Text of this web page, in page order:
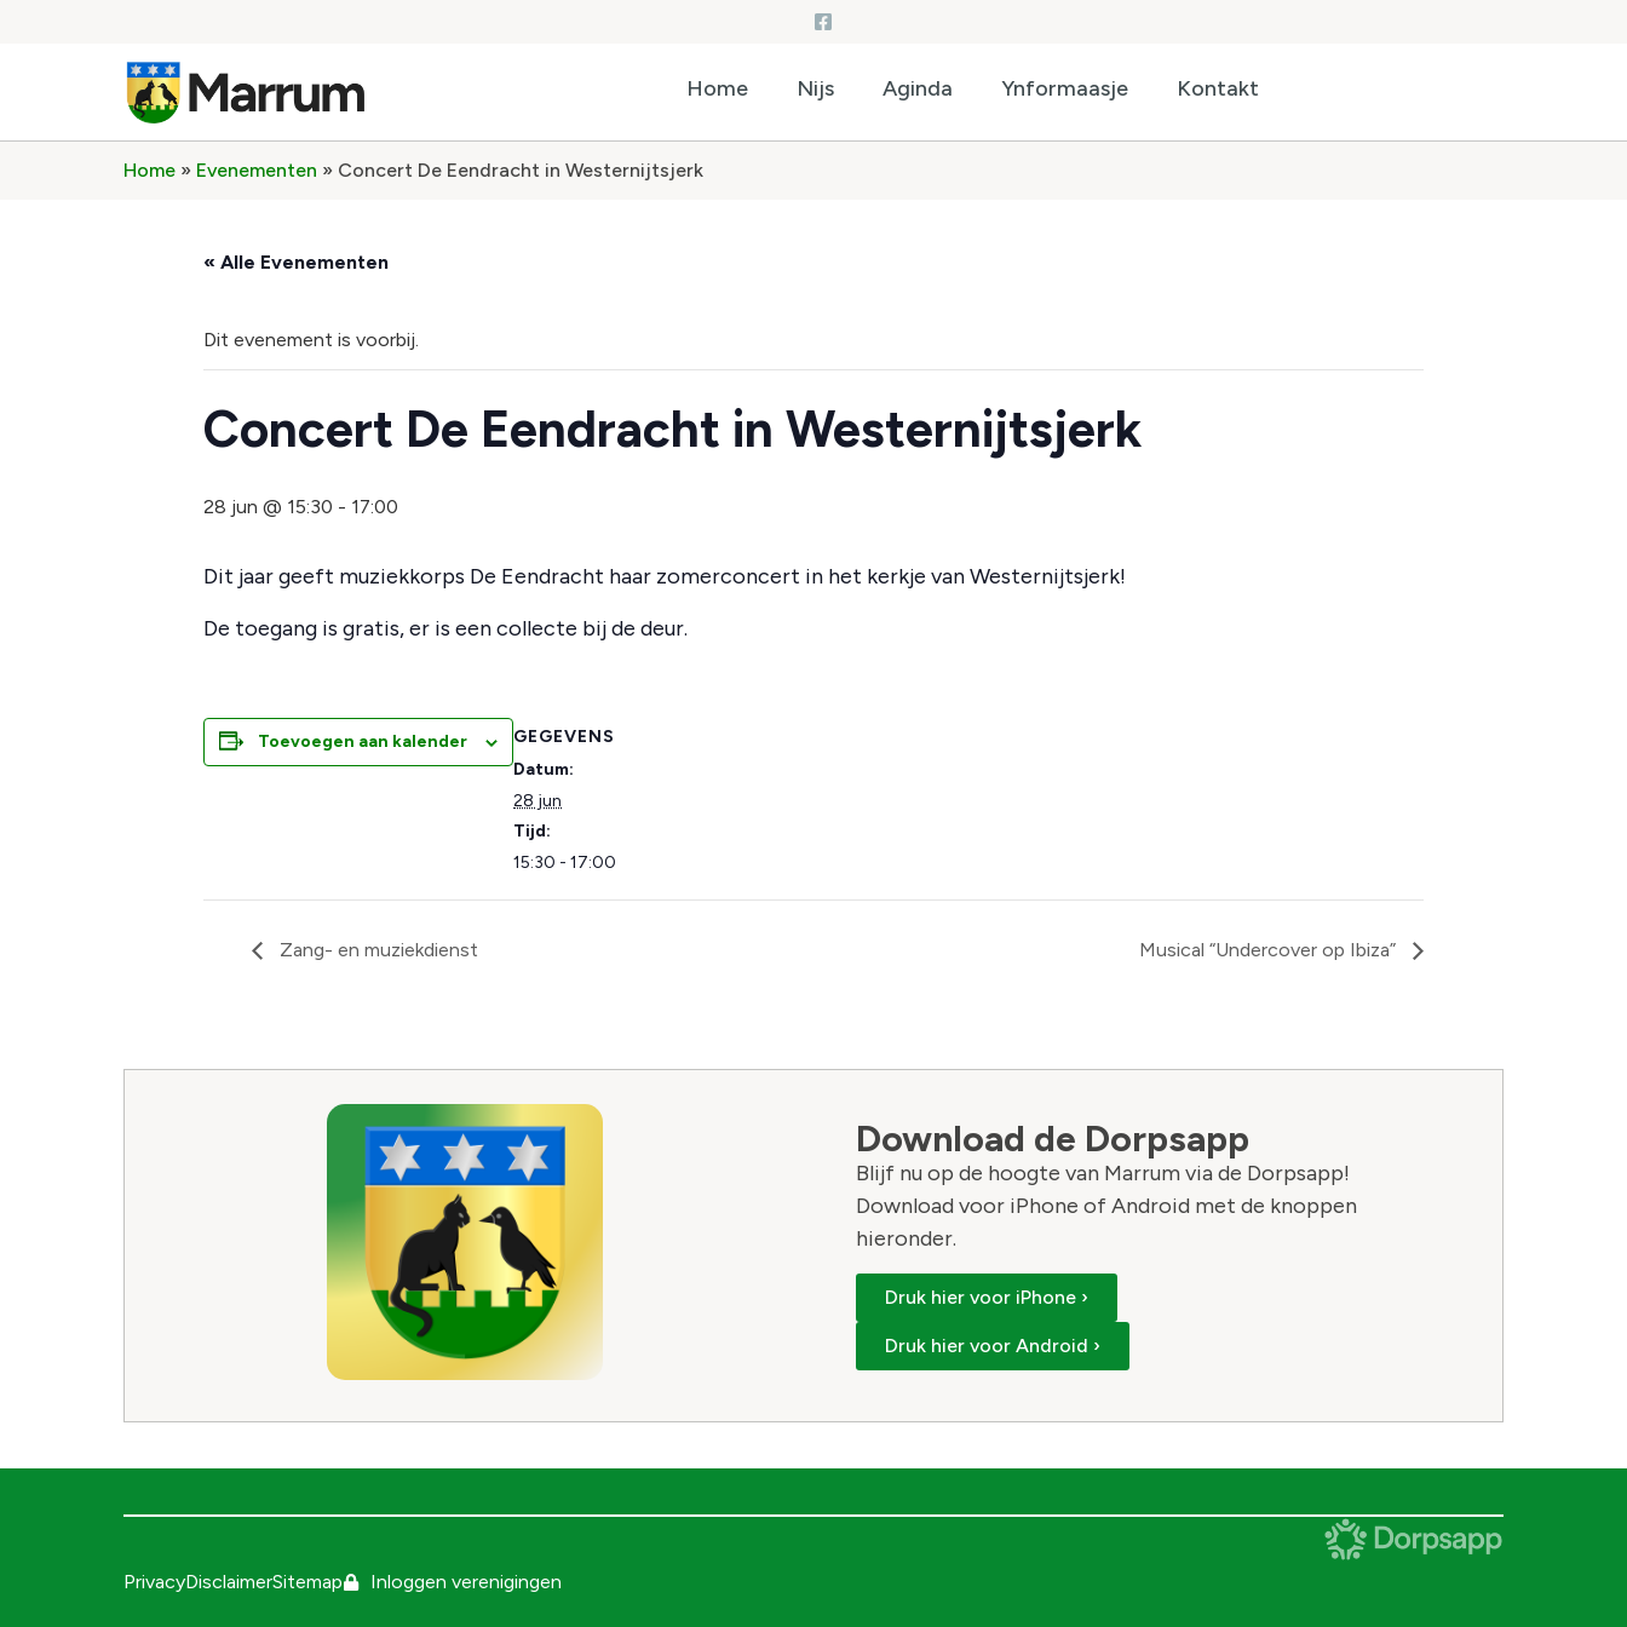
Home Nijs Aginda Ynformaasje Kontakt
Home » Evenementen » Concert De Eendracht in Westernijtsjerk
« Alle Evenementen
Dit evenement is voorbij.
Concert De Eendracht in Westernijtsjerk
28 jun @ 15:30 - 17:00
Dit jaar geeft muziekkorps De Eendracht haar zomerconcert in het kerkje van Westernijtsjerk!
De toegang is gratis, er is een collecte bij de deur.
Toevoegen aan kalender
GEGEVENS
Datum:
28 jun
Tijd:
15:30 - 17:00
Zang- en muziekdienst Musical “Undercover op Ibiza”
Download de Dorpsapp
Blijf nu op de hoogte van Marrum via de Dorpsapp!
Download voor iPhone of Android met de knoppen
hieronder.
Druk hier voor iPhone ›
Druk hier voor Android ›
PrivacyDisclaimerSitemap Inloggen verenigingen